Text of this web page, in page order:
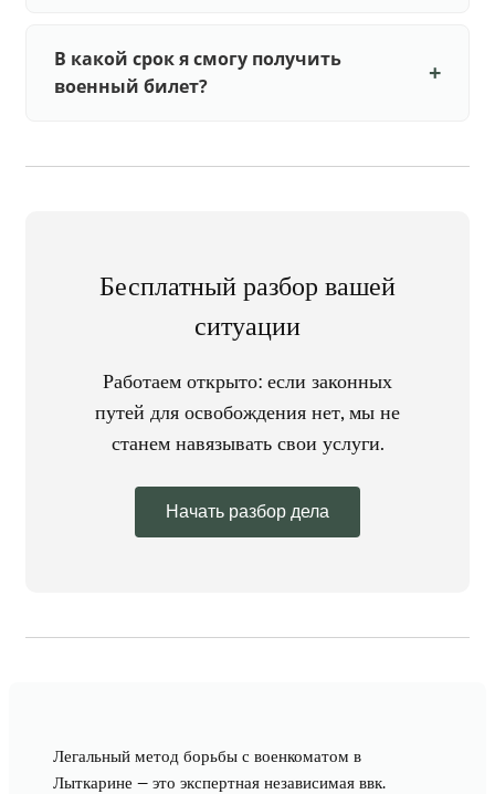
В какой срок я смогу получить
военный билет?
Бесплатный разбор вашей
ситуации
Работаем открыто: если законных
путей для освобождения нет, мы не
станем навязывать свои услуги.
Начать разбор дела
Легальный метод борьбы с военкоматом в
Лыткарине — это экспертная независимая ввк.